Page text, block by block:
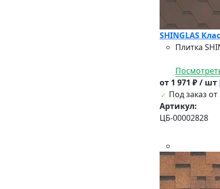
SHINGLAS
Плитка
от 1 971 ₽ / шт
Под заказ от
Артикул:
ЦБ-00002828